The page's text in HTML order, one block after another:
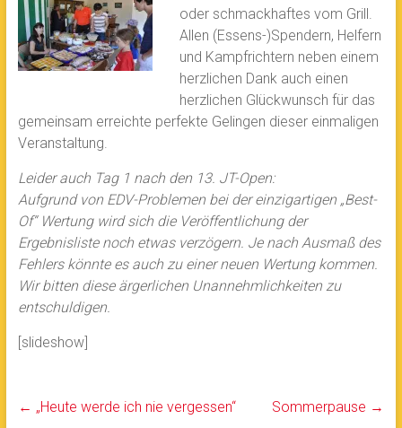
oder schmackhaftes vom Grill.
Allen (Essens-)Spendern, Helfern
und Kampfrichtern neben einem
herzlichen Dank auch einen
herzlichen Glückwunsch für das
gemeinsam erreichte perfekte Gelingen dieser einmaligen
Veranstaltung.
Leider auch Tag 1 nach den 13. JT-Open:
Aufgrund von EDV-Problemen bei der einzigartigen „Best-
Of“ Wertung wird sich die Veröffentlichung der
Ergebnisliste noch etwas verzögern. Je nach Ausmaß des
Fehlers könnte es auch zu einer neuen Wertung kommen.
Wir bitten diese ärgerlichen Unannehmlichkeiten zu
entschuldigen.
[slideshow]
← „Heute werde ich nie vergessen“ Sommerpause →